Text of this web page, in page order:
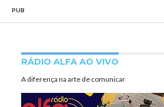
PUB
RÁDIO ALFA AO VIVO
A diferença na arte de comunicar